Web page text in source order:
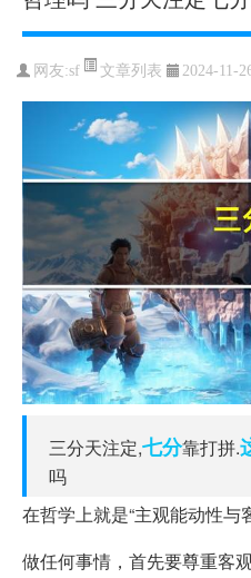
网友:sf 文章列表 2024-11-
三分天注定,七分靠打拼.
吗
在哲学上就是“主观能动性与
做任何事情，首先要尊重客